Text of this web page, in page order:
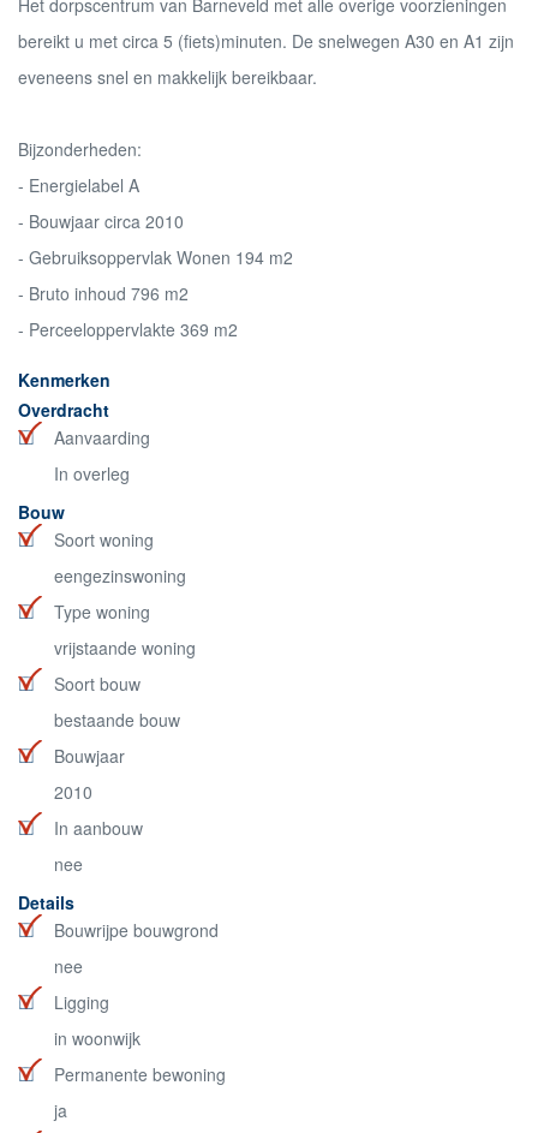
Het dorpscentrum van Barneveld met alle overige voorzieningen
bereikt u met circa 5 (fiets)minuten. De snelwegen A30 en A1 zijn
eveneens snel en makkelijk bereikbaar.
Bijzonderheden:
- Energielabel A
- Bouwjaar circa 2010
- Gebruiksoppervlak Wonen 194 m2
- Bruto inhoud 796 m2
- Perceeloppervlakte 369 m2
Kenmerken
Overdracht
Aanvaarding
In overleg
Bouw
Soort woning
eengezinswoning
Type woning
vrijstaande woning
Soort bouw
bestaande bouw
Bouwjaar
2010
In aanbouw
nee
Details
Bouwrijpe bouwgrond
nee
Ligging
in woonwijk
Permanente bewoning
ja